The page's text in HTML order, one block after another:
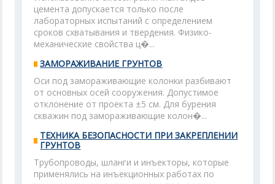
цемента допускается только после
лабораторных испытаний с определением
сроков схватывания и твердения. Физико-
механические свойства ц�...
ЗАМОРАЖИВАНИЕ ГРУНТОВ
Оси под замораживающие колонки разбивают
от основных осей сооружения. Допустимое
отклонение от проекта ±5 см. Для бурения
скважин под замораживающие колон�...
ТЕХНИКА БЕЗОПАСНОСТИ ПРИ ЗАКРЕПЛЕНИИ
ГРУНТОВ
Трубопроводы, шланги и инъекторы, которые
применялись на инъекционных работах по